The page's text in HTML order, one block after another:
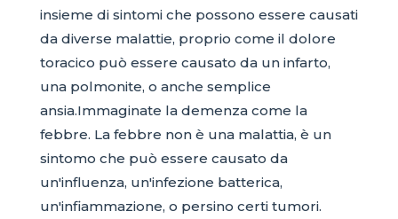
insieme di sintomi che possono essere causati
da diverse malattie, proprio come il dolore
toracico può essere causato da un infarto,
una polmonite, o anche semplice
ansia.Immaginate la demenza come la
febbre. La febbre non è una malattia, è un
sintomo che può essere causato da
un'influenza, un'infezione batterica,
un'infiammazione, o persino certi tumori.